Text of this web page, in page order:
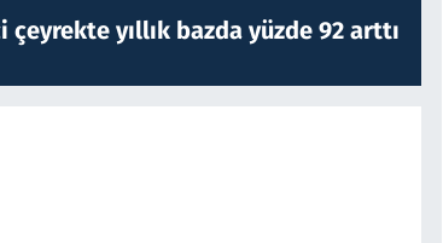
yıllık bazda yüzde 92 arttı